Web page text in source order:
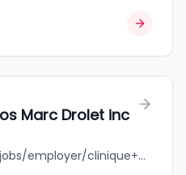
Marc Drolet inc
jobbank.gc.ca/browsejobs/employer/clinique+du+dos+marc+drolet+inc/ca